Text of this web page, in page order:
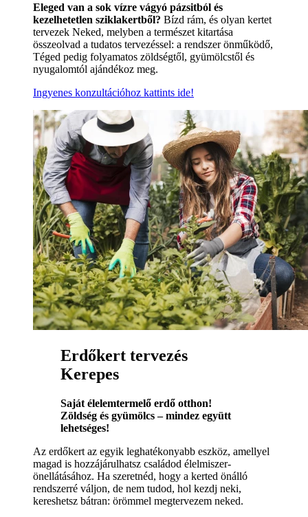
Eleged van a sok vízre vágyó pázsitból és
kezelhetetlen sziklakertből? Bízd rám, és olyan kertet
tervezek Neked, melyben a természet kitartása
összeolvad a tudatos tervezéssel: a rendszer önműködő,
Téged pedig folyamatos zöldségtől, gyümölcstől és
nyugalomtól ajándékoz meg.
Ingyenes konzultációhoz kattints ide!
Erdőkert tervezés
Kerepes
Saját élelemtermelő erdő otthon!
Zöldség és gyümölcs – mindez együtt
lehetséges!
Az erdőkert az egyik leghatékonyabb eszköz, amellyel
magad is hozzájárulhatsz családod élelmiszer-
önellátásához. Ha szeretnéd, hogy a kerted önálló
rendszerré váljon, de nem tudod, hol kezdj neki,
kereshetsz bátran: örömmel megtervezem neked.